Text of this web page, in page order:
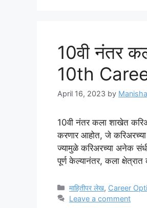
10वी नंतर
10th
April 16, 2023 by
10वी नंतर कला शाखेत
करणार आहोत, जे करिअरच्या
ज्यामुळे करिअरच्या अनेक
पूर्ण केल्यानंतर, कला
Categories
माहितीपर लेख, Career
Leave a comment